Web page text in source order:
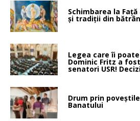
Schimbarea la
și tradiții din
Legea care îi
Dominic Fritz a
senatori USR!
Drum prin
Banatului